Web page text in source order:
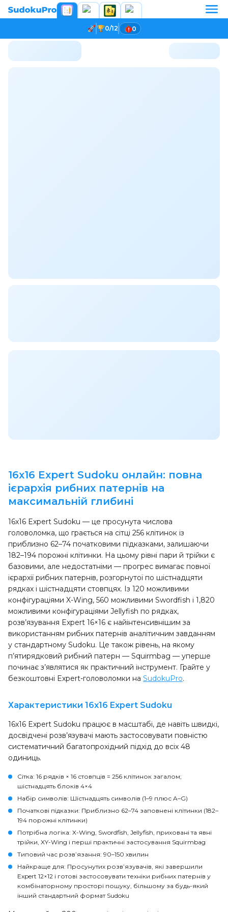
0/12 0
16x16 Expert Sudoku онлайн: повна
ієрархія рибних патернів на
максимальній глибині
16x16 Expert Sudoku — це просунута числова
головоломка, що грається на сітці 256 клітинок із
приблизно 62–74 початковими підказками, залишаючи
182–194 порожні клітинки. На цьому рівні пари й трійки є
базовими, але недостатніми — прогрес вимагає повної
ієрархії рибних патернів, розгорнутої по шістнадцяти
рядках і шістнадцяти стовпцях. Із 120 можливими
конфігураціями X-Wing, 560 можливими Swordfish і 1,820
можливими конфігураціями Jellyfish по рядках,
розв’язування Expert 16×16 є найінтенсивнішим за
використанням рибних патернів аналітичним завданням
у стандартному Sudoku. Це також рівень, на якому
п’ятирядковий рибний патерн — Squirmbag — уперше
починає з’являтися як практичний інструмент. Грайте у
безкоштовні Expert-головоломки на SudokuPro.
Характеристики 16x16 Expert Sudoku
16x16 Expert Sudoku працює в масштабі, де навіть швидкі,
досвідчені розв’язувачі мають застосовувати повністю
систематичний багатопрохідний підхід до всіх 48
одиниць.
Сітка: 16 рядків × 16 стовпців = 256 клітинок загалом;
шістнадцять блоків 4×4
Набір символів: Шістнадцять символів (1–9 плюс A–G)
Початкові підказки: Приблизно 62–74 заповнені клітинки (182–
194 порожні клітинки)
Потрібна логіка: X-Wing, Swordfish, Jellyfish, приховані та явні
трійки, XY-Wing і перші практичні застосування Squirmbag
Типовий час розв’язання: 90–150 хвилин
Найкраще для: Просунутих розв’язувачів, які завершили
Expert 12×12 і готові застосовувати техніки рибних патернів у
комбінаторному просторі пошуку, більшому за будь-який
інший стандартний формат Sudoku